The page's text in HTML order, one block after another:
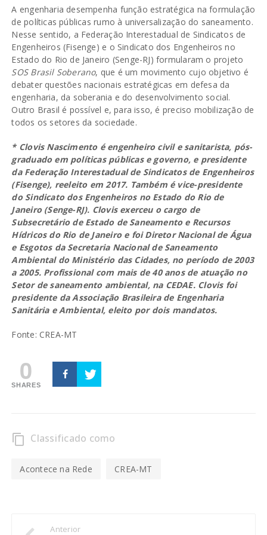
A engenharia desempenha função estratégica na formulação
de políticas públicas rumo à universalização do saneamento.
Nesse sentido, a Federação Interestadual de Sindicatos de
Engenheiros (Fisenge) e o Sindicato dos Engenheiros no
Estado do Rio de Janeiro (Senge-RJ) formularam o projeto
SOS Brasil Soberano, que é um movimento cujo objetivo é
debater questões nacionais estratégicas em defesa da
engenharia, da soberania e do desenvolvimento social.
Outro Brasil é possível e, para isso, é preciso mobilização de
todos os setores da sociedade.
* Clovis Nascimento é engenheiro civil e sanitarista, pós-
graduado em políticas públicas e governo, e presidente
da Federação Interestadual de Sindicatos de Engenheiros
(Fisenge), reeleito em 2017. Também é vice-presidente
do Sindicato dos Engenheiros no Estado do Rio de
Janeiro (Senge-RJ). Clovis exerceu o cargo de
Subsecretário de Estado de Saneamento e Recursos
Hídricos do Rio de Janeiro e foi Diretor Nacional de Água
e Esgotos da Secretaria Nacional de Saneamento
Ambiental do Ministério das Cidades, no período de 2003
a 2005. Profissional com mais de 40 anos de atuação no
Setor de saneamento ambiental, na CEDAE. Clovis foi
presidente da Associação Brasileira de Engenharia
Sanitária e Ambiental, eleito por dois mandatos.
Fonte: CREA-MT
0
SHARES
content_copy Classificado como
Acontece na Rede CREA-MT
Anterior